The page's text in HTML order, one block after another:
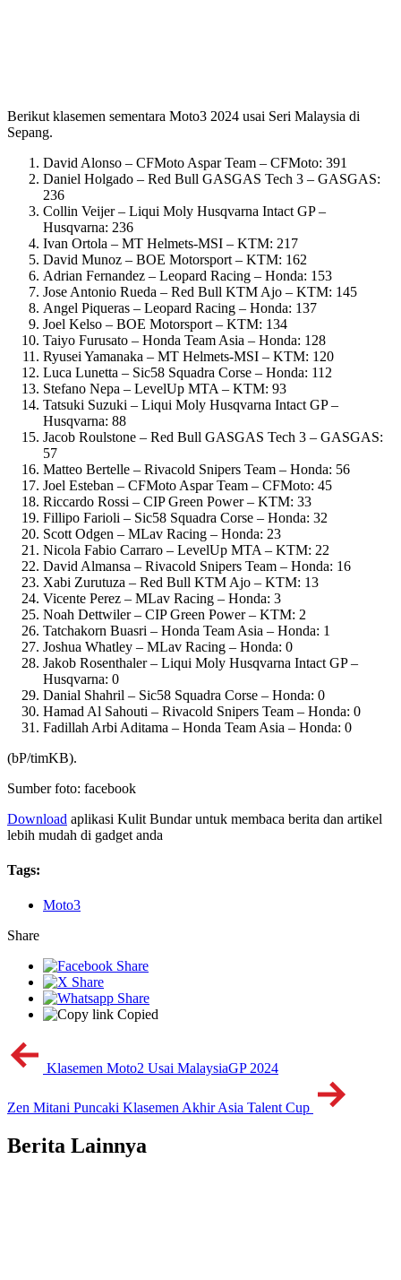
Berikut klasemen sementara Moto3 2024 usai Seri Malaysia di
Sepang.
David Alonso – CFMoto Aspar Team – CFMoto: 391
Daniel Holgado – Red Bull GASGAS Tech 3 – GASGAS:
236
Collin Veijer – Liqui Moly Husqvarna Intact GP –
Husqvarna: 236
Ivan Ortola – MT Helmets-MSI – KTM: 217
David Munoz – BOE Motorsport – KTM: 162
Adrian Fernandez – Leopard Racing – Honda: 153
Jose Antonio Rueda – Red Bull KTM Ajo – KTM: 145
Angel Piqueras – Leopard Racing – Honda: 137
Joel Kelso – BOE Motorsport – KTM: 134
Taiyo Furusato – Honda Team Asia – Honda: 128
Ryusei Yamanaka – MT Helmets-MSI – KTM: 120
Luca Lunetta – Sic58 Squadra Corse – Honda: 112
Stefano Nepa – LevelUp MTA – KTM: 93
Tatsuki Suzuki – Liqui Moly Husqvarna Intact GP –
Husqvarna: 88
Jacob Roulstone – Red Bull GASGAS Tech 3 – GASGAS:
57
Matteo Bertelle – Rivacold Snipers Team – Honda: 56
Joel Esteban – CFMoto Aspar Team – CFMoto: 45
Riccardo Rossi – CIP Green Power – KTM: 33
Fillipo Farioli – Sic58 Squadra Corse – Honda: 32
Scott Odgen – MLav Racing – Honda: 23
Nicola Fabio Carraro – LevelUp MTA – KTM: 22
David Almansa – Rivacold Snipers Team – Honda: 16
Xabi Zurutuza – Red Bull KTM Ajo – KTM: 13
Vicente Perez – MLav Racing – Honda: 3
Noah Dettwiler – CIP Green Power – KTM: 2
Tatchakorn Buasri – Honda Team Asia – Honda: 1
Joshua Whatley – MLav Racing – Honda: 0
Jakob Rosenthaler – Liqui Moly Husqvarna Intact GP –
Husqvarna: 0
Danial Shahril – Sic58 Squadra Corse – Honda: 0
Hamad Al Sahouti – Rivacold Snipers Team – Honda: 0
Fadillah Arbi Aditama – Honda Team Asia – Honda: 0
(bP/timKB).
Sumber foto: facebook
Download aplikasi Kulit Bundar untuk membaca berita dan artikel
lebih mudah di gadget anda
Tags:
Moto3
Share
Copied
Klasemen Moto2 Usai MalaysiaGP 2024
Zen Mitani Puncaki Klasemen Akhir Asia Talent Cup
Berita Lainnya